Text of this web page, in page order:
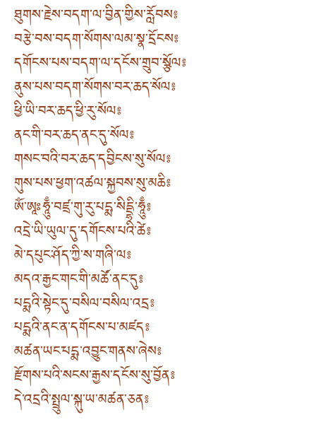
ཐུགས་རྗེས་བདག་ལ་བྱིན་གྱིས་རློབས༔
བརྩེ་བས་བདག་སོགས་ལམ་སྣ་དྲོངས༔
དགོངས་པས་བདག་ལ་དངོས་གྲུབ་སྩོལ༔
ནུས་པས་བདག་སོགས་བར་ཆད་སོལ༔
ཕྱི་ཡི་བར་ཆད་ཕྱི་རུ་སོལ༔
ནང་གི་བར་ཆད་ནང་དུ་སོལ༔
གསང་བའི་བར་ཆད་དབྱིངས་སུ་སོལ༔
གུས་པས་ཕྱག་འཚལ་སྐྱབས་སུ་མཆི༔
ཨོཾ་ཨཱཿཧཱུྃ་བཛྲ་གུ་རུ་པདྨ་སིདྡྷི་ཧཱུྃ༔
འདྲེ་ཡི་ཡུལ་དུ་དགོངས་པའི་ཚེ༔
མེ་དཔུང་ཤོད་ཀྱི་ས་གཞི་ལ༔
མདའ་རྒྱང་གང་གི་མཚོ་ནང་དུ༔
པདྨའི་སྟེང་དུ་བསིལ་བསིལ་འདྲ༔
པདྨའི་ནང་ན་དགོངས་པ་མཛད༔
མཚན་ཡང་པདྨ་འབྱུང་གནས་ཞེས༔
རྫོགས་པའི་སངས་རྒྱས་དངོས་སུ་བྱོན༔
དེ་འདྲའི་སྤྲུལ་སྐུ་ཡ་མཚན་ཅན༔